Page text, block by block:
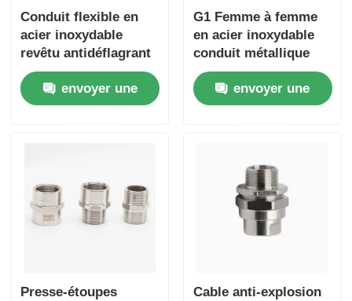
Conduit flexible en
acier inoxydable
revêtu antidéflagrant
1/2" pour zones
dangereusesenvoyer une
G1 Femme à femme
en acier inoxydable
conduit métallique
flexible à l'épreuve de
l'explosion 180 cm
envoyer une
Presse-étoupes
Cable anti-explosion